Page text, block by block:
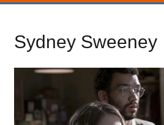
Sydney Sweeney